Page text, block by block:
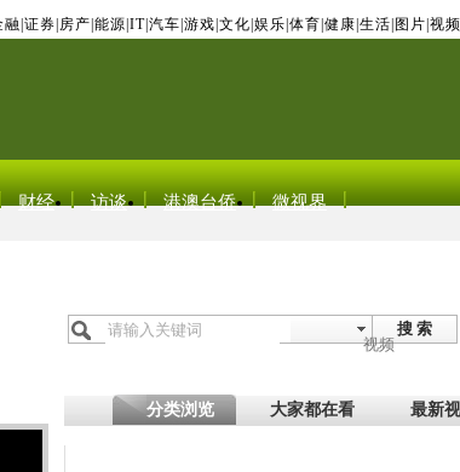
融 证券 房产 能源 IT| 汽车 游戏 文化 娱乐 体育 健康 生活 图片 视频
财经 访谈 港澳台侨 微视界
搜 索
视频
分类浏览 大家都在看 最新